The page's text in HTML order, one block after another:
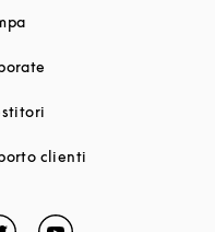
New Tab
Tab
Link Opens in New Tab
clienti
New Tabin New Tab
Link Opens in New Tab
YouTubeLink Opens in